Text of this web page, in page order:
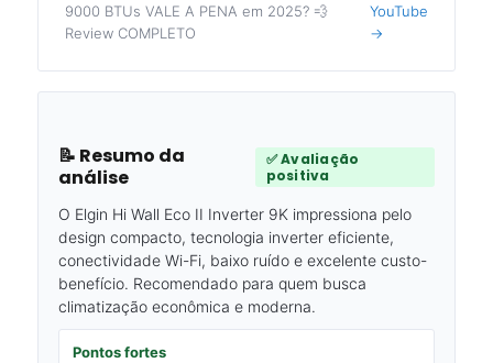
9000 BTUs VALE A PENA em 2025? 💨
Review COMPLETO
YouTube
→
📝 Resumo da
análise
✅ Avaliação
positiva
O Elgin Hi Wall Eco II Inverter 9K impressiona pelo
design compacto, tecnologia inverter eficiente,
conectividade Wi-Fi, baixo ruído e excelente custo-
benefício. Recomendado para quem busca
climatização econômica e moderna.
Pontos fortes